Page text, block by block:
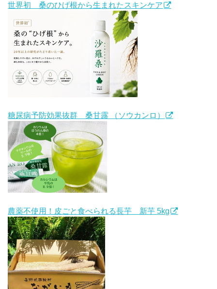
世界初 桑のひげ根から生まれたスキンケア
糖尿病予防効果抜群 桑甘露 （ソウカンロ）
農薬不使用！皮ごと食べられる長芋 新芋 5kg